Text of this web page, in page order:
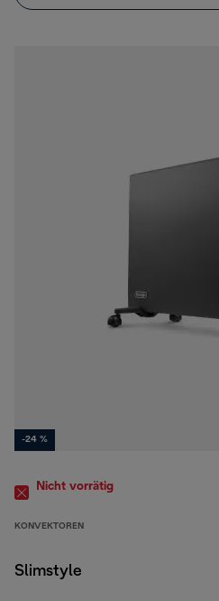
-24 %
Nicht vorrätig
KONVEKTOREN
Slimstyle